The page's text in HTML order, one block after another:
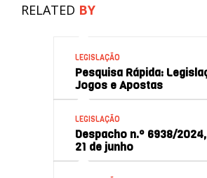
RELATED BY
LEGISLAÇÃO
Pesquisa Rápida:
Jogos e Apostas
LEGISLAÇÃO
Despacho n.º 6938/
21 de junho